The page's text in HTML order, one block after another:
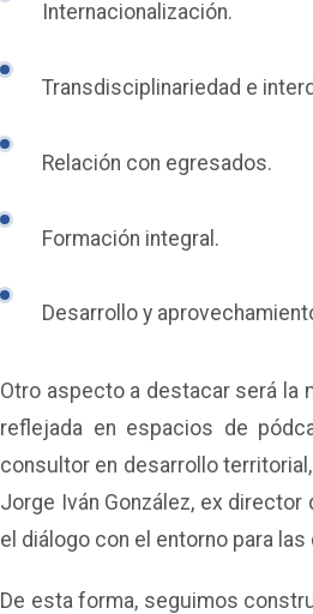
Internacionalización.
Transdisciplinariedad e
Relación con egresados.
Formación integral.
Desarrollo y
Otro aspecto a destacar será la
reflejada en espacios de
consultor en desarrollo
Jorge Iván González, ex
el diálogo con el entorno para
De esta forma, seguimos